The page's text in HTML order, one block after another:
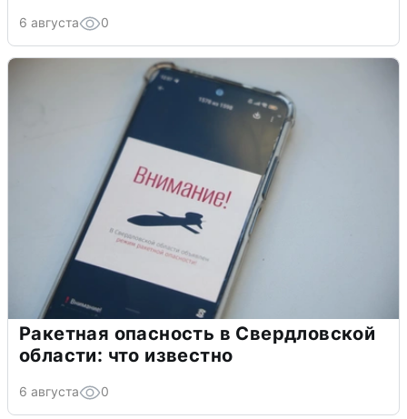
6 августа 0
Ракетная опасность в Свердловской
области: что известно
6 августа 0